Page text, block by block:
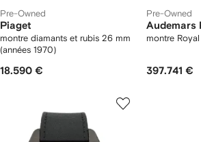
Pre-Owned
Piaget
montre diamants et rubis 26 mm
(années 1970)
18.590 €
Pre-Owned
Audemars
montre
397.741 €